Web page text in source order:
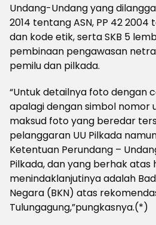
Undang-Undang yang
2014 tentang ASN, PP 42
dan kode etik, serta SKB 5
pembinaan pengawasan
pemilu dan pilkada.
“Untuk detailnya foto dengan
apalagi dengan simbol nomor
maksud foto yang beredar
pelanggaran UU Pilkada
Ketentuan Perundang –
Pilkada, dan yang berhak atas
menindaklanjutinya adalah
Negara (BKN) atas
Tulungagung,”pungkasnya.(*)